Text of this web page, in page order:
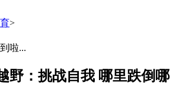
>
啦...
野：挑战自我 哪里跌倒哪